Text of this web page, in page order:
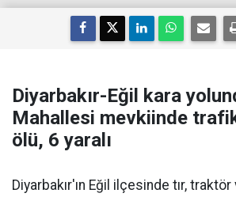
Diyarbakır-Eğil kara
Mahallesi mevkiinde
ölü, 6 yaralı
Diyarbakır'ın Eğil ilçesinde tır,